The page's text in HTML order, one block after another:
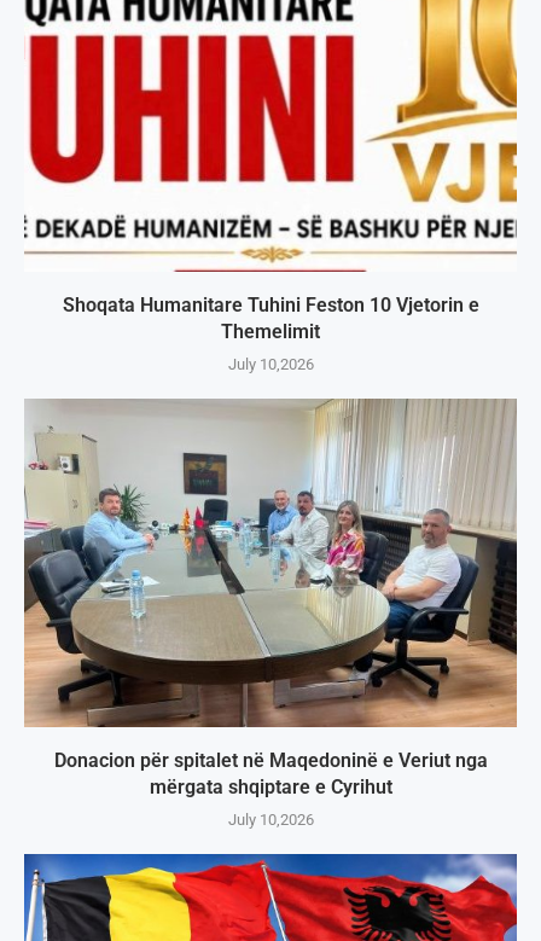
Shoqata Humanitare Tuhini Feston 10 Vjetorin e
Themelimit
July 10,2026
Donacion për spitalet në Maqedoninë e Veriut nga
mërgata shqiptare e Cyrihut
July 10,2026